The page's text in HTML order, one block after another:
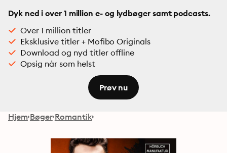
Dyk ned i over 1 million e- og lydbøger samt podcasts.
Over 1 million titler
Eksklusive titler + Mofibo Originals
Download og nyd titler offline
Opsig når som helst
Prøv nu
Hjem Bøger Romantik